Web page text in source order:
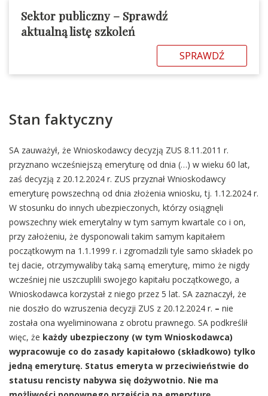
Sektor publiczny – Sprawdź
aktualną listę szkoleń
SPRAWDŹ
Stan faktyczny
SA zauważył, że Wnioskodawcy decyzją ZUS 8.11.2011 r.
przyznano wcześniejszą emeryturę od dnia (…) w wieku 60 lat,
zaś decyzją z 20.12.2024 r. ZUS przyznał Wnioskodawcy
emeryturę powszechną od dnia złożenia wniosku, tj. 1.12.2024 r.
W stosunku do innych ubezpieczonych, którzy osiągnęli
powszechny wiek emerytalny w tym samym kwartale co i on,
przy założeniu, że dysponowali takim samym kapitałem
początkowym na 1.1.1999 r. i zgromadzili tyle samo składek po
tej dacie, otrzymywaliby taką samą emeryturę, mimo że nigdy
wcześniej nie uszczuplili swojego kapitału początkowego, a
Wnioskodawca korzystał z niego przez 5 lat. SA zaznaczył, że
nie doszło do wzruszenia decyzji ZUS z 20.12.2024 r. – nie
została ona wyeliminowana z obrotu prawnego. SA podkreślił
więc, że każdy ubezpieczony (w tym Wnioskodawca)
wypracowuje co do zasady kapitałowo (składkowo) tylko
jedną emeryturę. Status emeryta w przeciwieństwie do
statusu rencisty nabywa się dożywotnio. Nie ma